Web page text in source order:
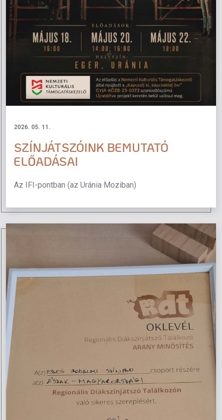
2026. 05. 11.
SZÍNJÁTSZÓINK BEMUTATÓ
ELŐADÁSAI
Az IFI-pontban (az Uránia Moziban)